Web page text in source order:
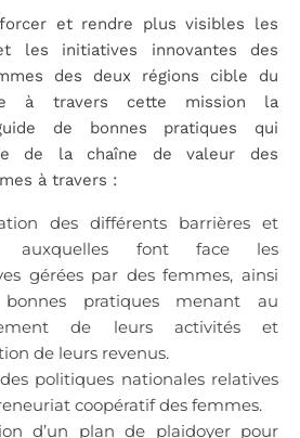
et rendre plus visibles les
les initiatives innovantes des
des deux régions cible du
à travers cette mission la
de bonnes pratiques qui
de la chaîne de valeur des
à travers :
des différents barrières et
auxquelles font face les
gérées par des femmes, ainsi
pratiques menant au
de leurs activités et
de leurs revenus.
des politiques nationales relatives
coopératif des femmes.
d’un plan de plaidoyer pour